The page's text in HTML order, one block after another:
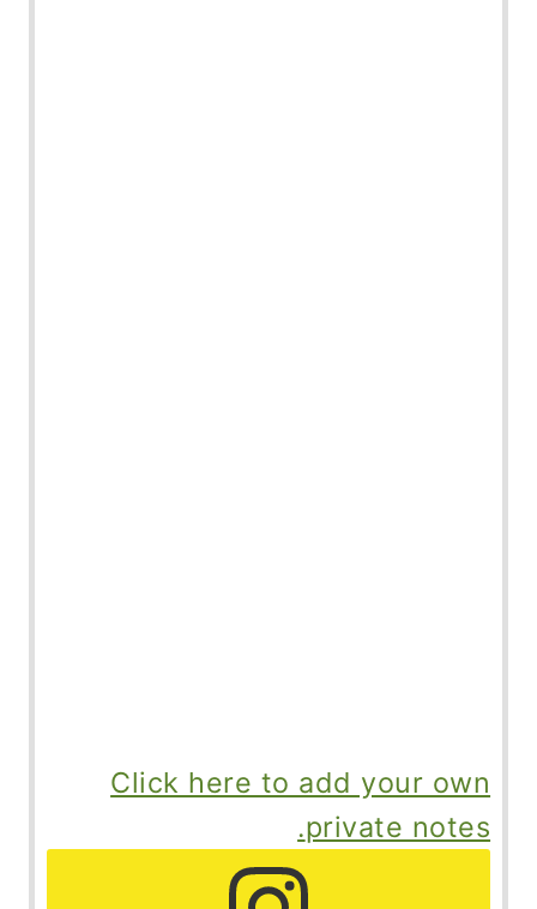
Click here to add your own
private notes.